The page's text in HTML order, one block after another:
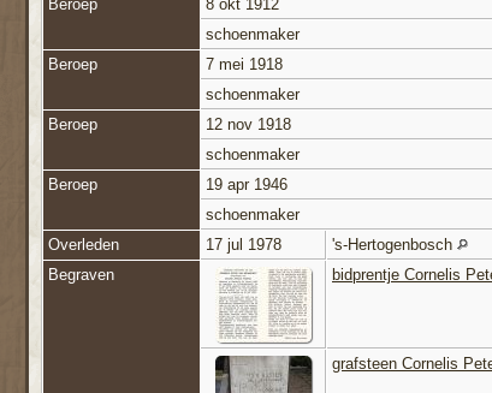
Beroep
8 okt 1912
schoenmaker
Beroep
7 mei 1918
schoenmaker
Beroep
12 nov 1918
schoenmaker
Beroep
19 apr 1946
schoenmaker
Overleden
17 jul 1978
's-Hertogenbosch
Begraven
bidprentje Cornelis
grafsteen Cornelis